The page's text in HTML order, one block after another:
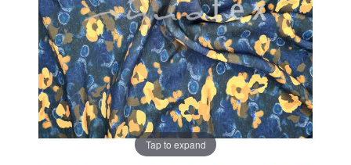
Tap to expand